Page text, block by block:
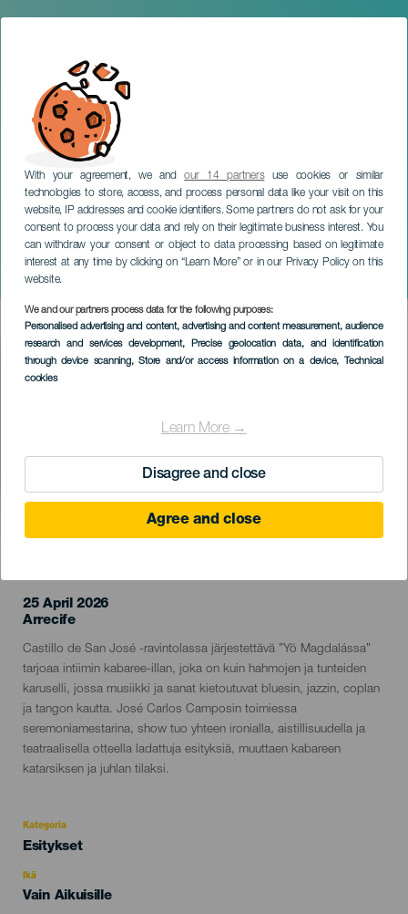
With your agreement, we andour 14 partnersuse cookies or similar
technologies to store, access, and process personal data like your visit on this
website, IP addresses and cookie identifiers. Some partners do not ask for your
consent to process your data and rely on their legitimate business interest. You
can withdraw your consent or object to data processing based on legitimate
interest at any time by clicking on “Learn More” or in our Privacy Policy on this
website.
We and our partners process data for the following purposes:
Personalised advertising and content, advertising and content measurement, audience
research and services development, Precise geolocation data, and identification
through device scanning, Store and/or access information on a device, Technical
cookies
Learn More →
Disagree and close
Agree and close
Yö Magdalenassa
LANZAROTE
Imagen
Listado
25 April 2026
Localidad
Arrecife
Descripción
del
evento
Castillo de San José -ravintolassa järjestettävä ”Yö Magdalássa”
tarjoaa intiimin kabaree-illan, joka on kuin hahmojen ja tunteiden
karuselli, jossa musiikki ja sanat kietoutuvat bluesin, jazzin, coplan
ja tangon kautta. José Carlos Camposin toimiessa
seremoniamestarina, show tuo yhteen ironialla, aistillisuudella ja
teatraalisella otteella ladattuja esityksiä, muuttaen kabareen
katarsiksen ja juhlan tilaksi.
Kategoria
Categoría
evento
Esitykset
Ikä
Edad
Vain Aikuisille